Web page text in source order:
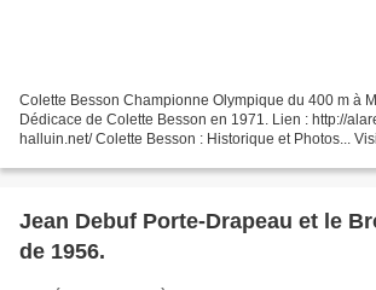
Colette Besson Championne Olympique du 400 m à
Dédicace de Colette Besson en 1971. Lien : http://
halluin.net/ Colette Besson : Historique et Photos...
Jean Debuf Porte-Drapeau et le
de 1956.